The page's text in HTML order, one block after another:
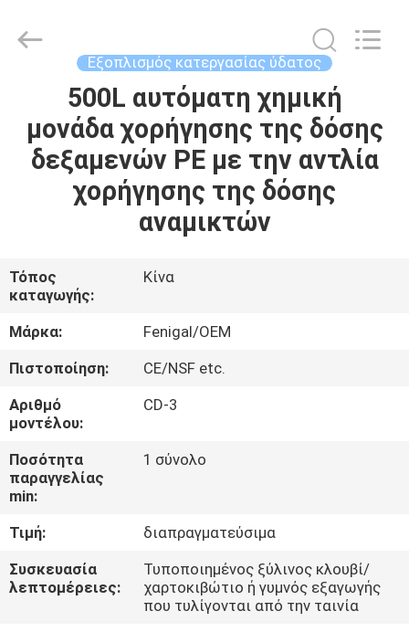
ΠΡΟΪΌΝΤΑ
ΠΕΡΊΠΟΥ
ΓΎΡΟΣ
ΕΡΓΟΣΤΑΣΊΩΝ
ΠΟΙΟΤΙΚΌΣ
ΈΛΕΓΧΟΣ
ΜΑΣ
ΣΕ
ΕΠΑΦΉ
Technology
Εξοπλισμός κατεργασίας ύδατος
500L αυτόματη χημική
μονάδα χορήγησης της δόσης
δεξαμενών PE με την αντλία
χορήγησης της δόσης
αναμικτών
Τόπος
καταγωγής:
Κίνα
Μάρκα:
Fenigal/OEM
Πιστοποίηση:
CE/NSF etc.
Αριθμό
μοντέλου:
CD-3
Ποσότητα
παραγγελίας
min:
1 σύνολο
Τιμή:
διαπραγματεύσιμα
Συσκευασία
λεπτομέρειες:
Τυποποιημένος ξύλινος κλουβί/
χαρτοκιβώτιο ή γυμνός εξαγωγής
που τυλίγονται από την ταινία